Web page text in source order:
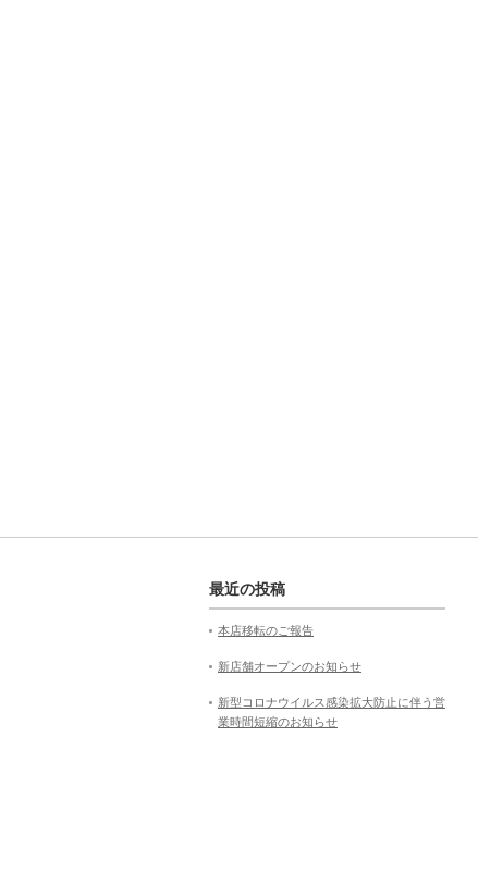
最近の投稿
本店移転のご報告
新店舗オープンのお知らせ
新型コロナウイルス感染拡大防止に伴う営
業時間短縮のお知らせ